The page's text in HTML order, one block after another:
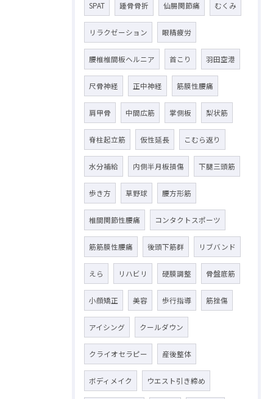
SPAT 踵骨骨折 仙腸関節痛 むくみ
リラクゼーション 眼精疲労
腰椎椎間板ヘルニア 首こり 羽田空港
尺骨神経 正中神経 筋膜性腰痛
肩甲骨 中間広筋 掌側板 梨状筋
脊柱起立筋 仮性延長 こむら返り
水分補給 内側半月板損傷 下腿三頭筋
歩き方 草野球 腰方形筋
椎間関節性腰痛 コンタクトスポーツ
筋筋膜性腰痛 後頭下筋群 リブバンド
えら リハビリ 硬膜調整 骨盤底筋
小顔矯正 美容 歩行指導 筋挫傷
アイシング クールダウン
クライオセラピー 産後整体
ボディメイク ウエスト引き締め